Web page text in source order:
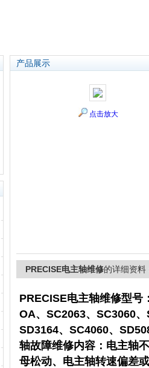
产品展示
点击放大
PRECISE电主轴维修的详细资料
PRECISE电主轴维修型号
OA、SC2063、SC3060
SD3164、SC4060、
轴故障维修内容：电主轴
母松动、电主轴转速偏差